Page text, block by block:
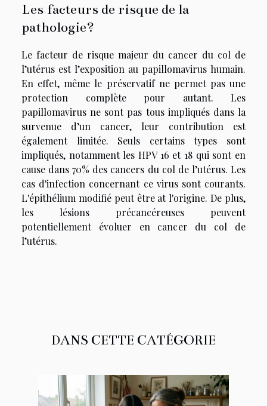
Les facteurs de risque de la
pathologie?
Le facteur de risque majeur du cancer du col de
l’utérus est l’exposition au papillomavirus humain.
En effet, même le préservatif ne permet pas une
protection complète pour autant. Les
papillomavirus ne sont pas tous impliqués dans la
survenue d’un cancer, leur contribution est
également limitée. Seuls certains types sont
impliqués, notamment les HPV 16 et 18 qui sont en
cause dans 70% des cancers du col de l’utérus. Les
cas d'infection concernant ce virus sont courants.
L'épithélium modifié peut être at l'origine. De plus,
les lésions précancéreuses peuvent
potentiellement évoluer en cancer du col de
l’utérus.
DANS CETTE CATÉGORIE